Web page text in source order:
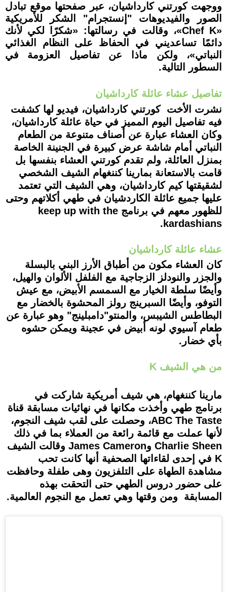
ووجهت كورتني كارداشيان، عبر صفحتها موقع تبادل
الصور والفيديوهات "إنستجرام" الشكر للأمريكية
«Chef K»، وقالت في رسالتها: «شكرًا لكي لأنك
دائمًا تساعديني في الحفاظ على النظام الغذائي
النباتي»، ولكن ماذا عن تفاصيل العزومة في
السطور التالية.
تفاصيل عشاء عائلة كارداشيان
نشرت الأخت كورتني كارداشيان، فيديو لها كشفت
فيه تفاصيل اليوم المميز في حياة عائلة كارداشيان،
وكان العشاء عبارة عن أصناف متنوعة من الطعام
النباتي أمام شاشة عرض كبيرة في الجنينة الخاصة
بمنزل العائلة، ولم تقدم كورتني العشاء بنفسها بل
قامت بالاستعانة بمارينا كننغهام الشيف الشخصي
لشقيقتها كيم كارداشيان، وهي الشيف التي تعتمد
عليها جميع عائلة الكاردشيان في طهي أكلاتهم وحتى
للظهور معهم في برنامج keep up with the
kardashians.
عشاء عائلة كارداشيان
كان العشاء مكون من أطباق الأرز البني بالبسلة
والجزر والنودلز الزجاجية مع الفلفل الألوان والهيل،
وأيضًا سلطة الخيار مع السمسم الأبيض، مع عيش
التوفو، وأيضًا السبرينج رولز المحشوة بالخضار مع
البطاطس الشيبس، والمنتو"دامبلينج" وهو عبارة عن
طعام آسيوي لونه أبيض في عجينة ويمكن حشوه
بأي خضار.
من هي ا لشيف K
مارينا كننغهام، هي شيف أمريكية شاركت في
برنامج طهي وأخذت مكانها في نهائيات مسابقة قناة
ABC The Taste، وحصلت على لقب شيف النجوم،
لأنها عملت مع قائمة رائعة من العملاء بما في ذلك
Charlie Sheen وJames Cameron وقالت الشيف
K في إحدى لقاءاتها الصحفية أنها كانت تحب
مشاهدة الطهاة على التلفزيون وهى طفلة وحافظت
على حضور دروس الطهي حتى التحقت بهذه
المسابقة ومن وقتها وهي تعمل مع النجوم العالمية.